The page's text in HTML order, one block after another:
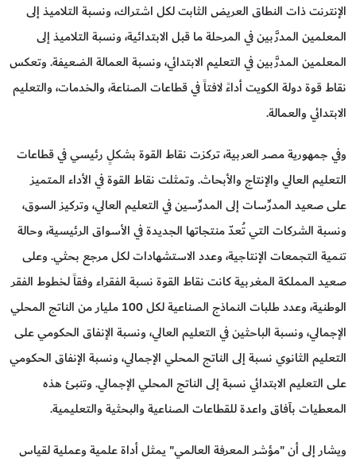
الإنترنت ذات النطاق العريض الثابت لكل اشتراك، ونسبة التلاميذ إلى
المعلمين المدرَّبين في المرحلة ما قبل الابتدائية، ونسبة التلاميذ إلى
المعلمين المدرَّبين في التعليم الابتدائي، ونسبة العمالة الضعيفة. وتعكس
نقاط قوة دولة الكويت أداءً لافتاً في قطاعات الصناعة، والخدمات، والتعليم
الابتدائي والعمالة.
وفي جمهورية مصر العربية، تركزت نقاط القوة بشكلٍ رئيسي في قطاعات
التعليم العالي والإنتاج والأبحاث. وتمثلت نقاط القوة في الأداء المتميز
على صعيد المدرِّسات إلى المدرِّسين في التعليم العالي، وتركيز السوق،
ونسبة الشركات التي تُعدّ منتجاتها الجديدة في الأسواق الرئيسية، وحالة
تنمية التجمعات الإنتاجية، وعدد الاستشهادات لكل مرجع بحثي. وعلى
صعيد المملكة المغربية كانت نقاط القوة نسبة الفقراء وفقاً لخطوط الفقر
الوطنية، وعدد طلبات النماذج الصناعية لكل 100 مليار من الناتج المحلي
الإجمالي، ونسبة الباحثين في التعليم العالي، ونسبة الإنفاق الحكومي على
التعليم الثانوي نسبة إلى الناتج المحلي الإجمالي، ونسبة الإنفاق الحكومي
على التعليم الابتدائي نسبة إلى الناتج المحلي الإجمالي. وتنبئ هذه
المعطيات بآفاق واعدة للقطاعات الصناعية والبحثية والتعليمية.
ويشار إلى أن "مؤشر المعرفة العالمي" يمثل أداة علمية وعملية لقياس